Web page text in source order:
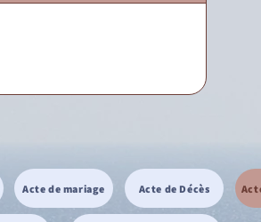
Acte de mariage Acte de Décès